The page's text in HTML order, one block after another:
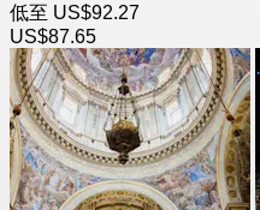
低至 US$92.27
US$87.65